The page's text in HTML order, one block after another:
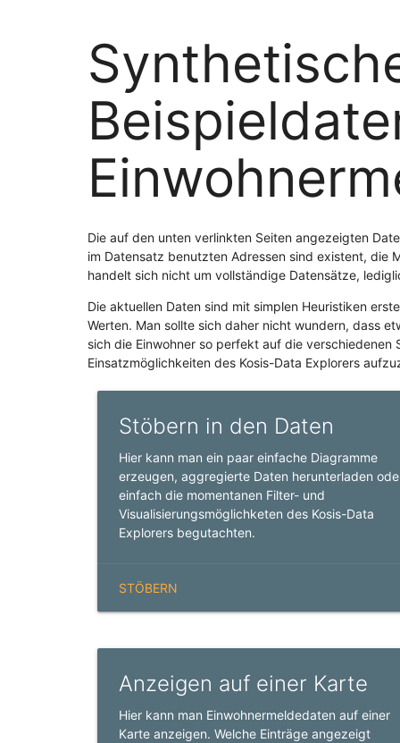
Die auf den unten verlinkten Seiten angezeigten
im Datensatz benutzten Adressen sind existent, die
handelt sich nicht um vollständige Datensätze,
Die aktuellen Daten sind mit simplen Heuristiken
Werten. Man sollte sich daher nicht wundern, dass
sich die Einwohner so perfekt auf die
Einsatzmöglichkeiten des Kosis-Data Explorers
Stöbern in den Daten
Hier kann man ein paar einfache Diagramme
erzeugen, aggregierte Daten herunterladen
einfach die momentanen Filter- und
Visualisierungsmöglichketen des Kosis-Data
Explorers begutachten.
STÖBERN
Anzeigen auf einer Karte
Hier kann man Einwohnermeldedaten auf einer
Karte anzeigen. Welche Einträge angezeigt